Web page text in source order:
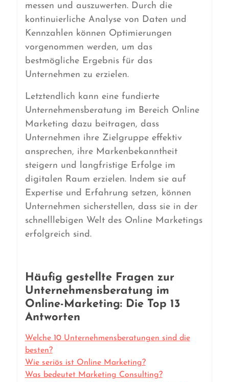
messen und auszuwerten. Durch die
kontinuierliche Analyse von Daten und
Kennzahlen können Optimierungen
vorgenommen werden, um das
bestmögliche Ergebnis für das
Unternehmen zu erzielen.
Letztendlich kann eine fundierte
Unternehmensberatung im Bereich Online
Marketing dazu beitragen, dass
Unternehmen ihre Zielgruppe effektiv
ansprechen, ihre Markenbekanntheit
steigern und langfristige Erfolge im
digitalen Raum erzielen. Indem sie auf
Expertise und Erfahrung setzen, können
Unternehmen sicherstellen, dass sie in der
schnelllebigen Welt des Online Marketings
erfolgreich sind.
Häufig gestellte Fragen zur
Unternehmensberatung im
Online-Marketing: Die Top 13
Antworten
Welche 10 Unternehmensberatungen sind die
besten?
Wie seriös ist Online Marketing?
Was bedeutet Marketing Consulting?